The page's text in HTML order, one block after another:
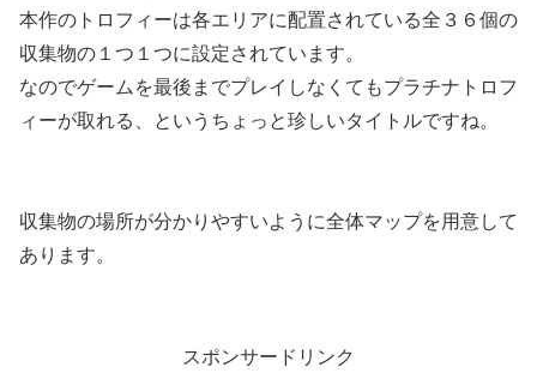
本作のトロフィーは各エリアに配置されている全３６個の
収集物の１つ１つに設定されています。
なのでゲームを最後までプレイしなくてもプラチナトロフ
ィーが取れる、というちょっと珍しいタイトルですね。
収集物の場所が分かりやすいように全体マップを用意して
あります。
スポンサードリンク